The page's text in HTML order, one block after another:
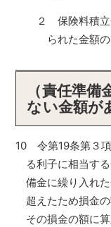
２ 保険料積立
られた金額
（責任準
ない金額が
10 令第19条第３
る利子に相当す
備金に繰り入れ
超えたため損金
その損金の額に